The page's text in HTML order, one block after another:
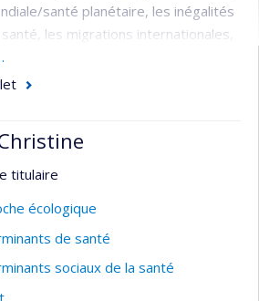
santé planétaire, les inégalités
les migrations internationales,
changement climatique et les
ci découlent tant de mes
humaines/sociales. Je
expérience clinique (médecin
dans des contextes très variés :
et catastrophe climatique
milieu rural (Lao), camp de
titulaire
écologique
de santé
sociaux de la santé